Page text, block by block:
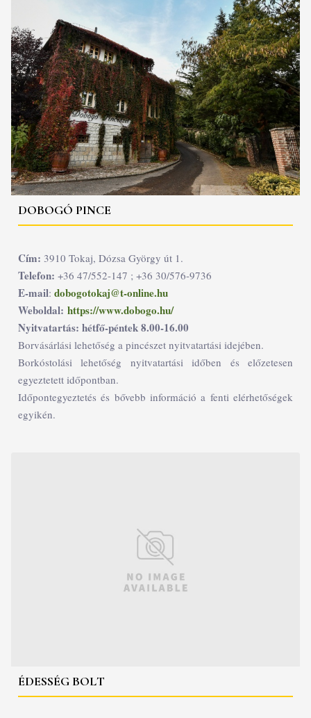
DOBOGÓ PINCE
Cím: 3910 Tokaj, Dózsa György út 1.
Telefon: +36 47/552-147 ; +36 30/576-9736
E-mail: dobogotokaj@t-online.hu
Weboldal: https://www.dobogo.hu/
Nyitvatartás: hétfő-péntek 8.00-16.00
Borvásárlási lehetőség a pincészet nyitvatartási idejében.
Borkóstolási lehetőség nyitvatartási időben és előzetesen
egyeztetett időpontban.
Időpontegyeztetés és bővebb információ a fenti elérhetőségek
egyikén.
ÉDESSÉG BOLT